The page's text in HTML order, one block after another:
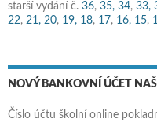
starší vydání č. 36, 35, 34, 33,
22, 21, 20, 19, 18, 17, 16, 15,
NOVÝ BANKOVNÍ ÚČET
Číslo účtu školní online